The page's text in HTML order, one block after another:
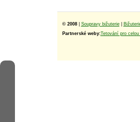
© 2008 Soupravy bižuterie|
Partnerské weby:Tetování pro